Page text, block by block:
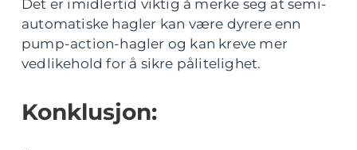
Det er imidlertid viktig å merke seg at semi-
automatiske hagler kan være dyrere enn
pump-action-hagler og kan kreve mer
vedlikehold for å sikre pålitelighet.
Konklusjon: